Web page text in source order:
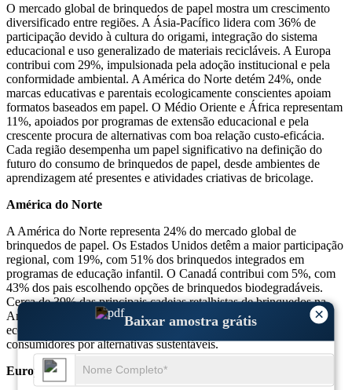
×
Baixar amostra grátis
O mercado global de brinquedos de papel mostra um crescimento
diversificado entre regiões. A Ásia-Pacífico lidera com 36% de
participação devido à cultura do origami, integração do sistema
educacional e uso generalizado de materiais recicláveis. A Europa
contribui com 29%, impulsionada pela adoção institucional e pela
conformidade ambiental. A América do Norte detém 24%, onde
marcas educativas e parentais ecologicamente conscientes apoiam
formatos baseados em papel. O Médio Oriente e África representam
11%, apoiados por programas de extensão educacional e pela
crescente procura de alternativas com boa relação custo-eficácia.
Cada região desempenha um papel significativo na definição do
futuro do consumo de brinquedos de papel, desde ambientes de
aprendizagem até presentes e atividades criativas de bricolage.
América do Norte
A América do Norte representa 24% do mercado global de
brinquedos de papel. Os Estados Unidos detêm a maior participação
regional, com 19%, com 51% dos brinquedos integrados em
programas de educação infantil. O Canadá contribui com 5%, com
43% dos pais escolhendo opções de brinquedos biodegradáveis.
Cerca de 39% das principais cadeias retalhistas de brinquedos na
América do Norte oferecem agora secções de brinquedos
ecológicos, reflectindo uma mudança de 48% na preferência dos
consumidores por alternativas sustentáveis.
Europa